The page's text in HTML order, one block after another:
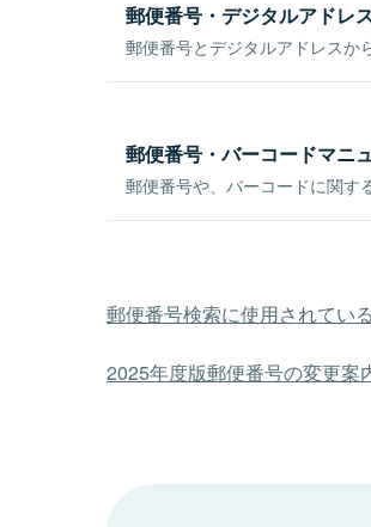
郵便番号・デジタルアドレ
郵便番号とデジタルアドレスか
郵便番号・バーコードマニ
郵便番号や、バーコードに関す
郵便番号検索に使用されてい
2025年度版郵便番号の変更案